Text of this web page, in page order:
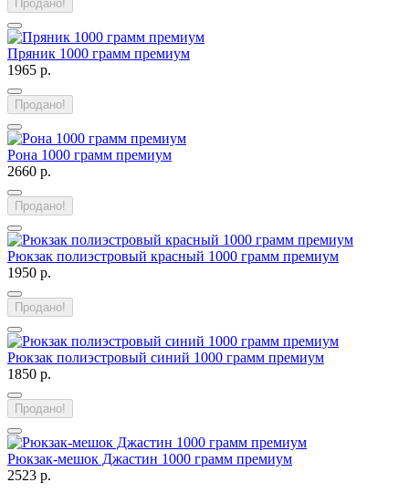
Продано!
Пряник 1000 грамм премиум
1965 р.
Продано!
Рона 1000 грамм премиум
2660 р.
Продано!
Рюкзак полиэстровый красный 1000 грамм премиум
1950 р.
Продано!
Рюкзак полиэстровый синий 1000 грамм премиум
1850 р.
Продано!
Рюкзак-мешок Джастин 1000 грамм премиум
2523 р.